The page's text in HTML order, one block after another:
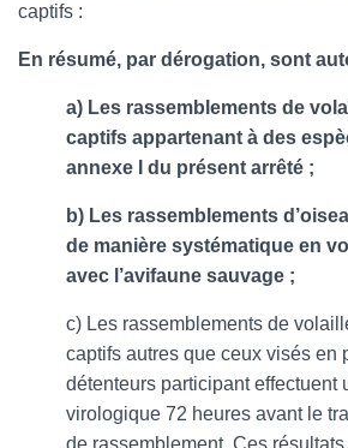
captifs :
En résumé, par dérogation, sont
a) Les rassemblements de
captifs appartenant à des
annexe I du présent arrêté ;
b) Les rassemblements
de manière systématique en
avec l’avifaune sauvage ;
c) Les rassemblements de
captifs autres que ceux visés en
détenteurs participant effectuent
virologique 72 heures avant le
de rassemblement. Ces